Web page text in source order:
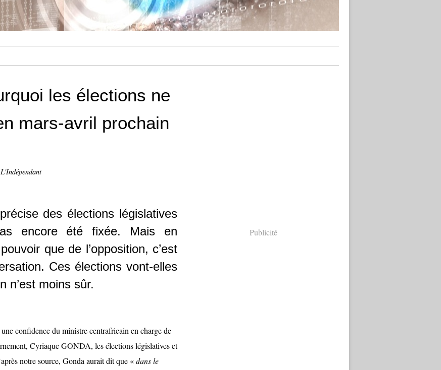
les élections ne
mars-avril prochain
des élections législatives
encore été fixée. Mais en
que de l’opposition, c’est
Ces élections vont-elles
n’est moins sûr.
confidence du ministre centrafricain en charge de
Cyriaque GONDA, les élections législatives et
notre source, Gonda aurait dit que «dans le
Publicité